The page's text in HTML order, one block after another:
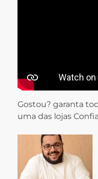
Gostou? garanta
uma das lojas